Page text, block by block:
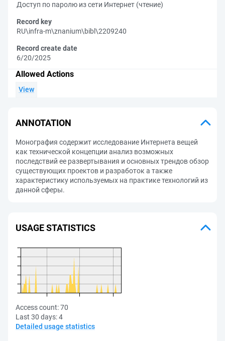
Доступ по паролю из сети Интернет (чтение)
Record key
RU\infra-m\znanium\bibl\2209240
Record create date
6/20/2025
Allowed Actions
View
ANNOTATION
Монография содержит исследование Интернета вещей
как технической концепции анализ возможных
последствий ее развертывания и основных трендов обзор
существующих проектов и разработок а также
характеристику используемых на практике технологий из
данной сферы.
USAGE STATISTICS
Access count:70
Last 30 days:4
Detailed usage statistics